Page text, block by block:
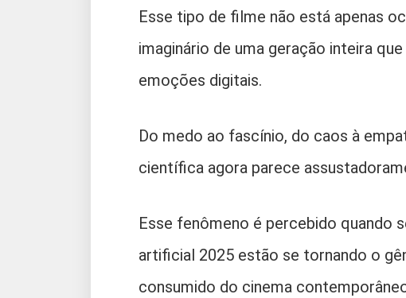
Esse tipo de filme não está apenas
imaginário de uma geração inteira
emoções digitais.
Do medo ao fascínio, do caos à
científica agora parece
Esse fenômeno é percebido quando
artificial 2025 estão se tornando o
consumido do cinema